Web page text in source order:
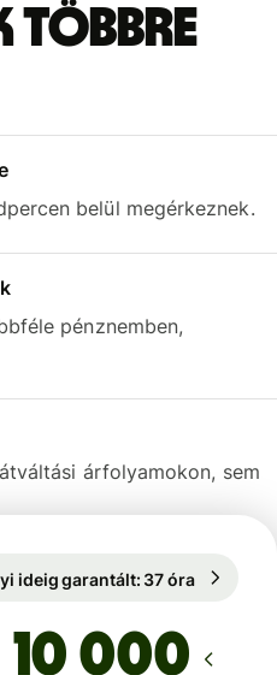
többre
belül megérkeznek.
pénznemben,
árfolyamokon, sem
ideig garantált: 37 óra